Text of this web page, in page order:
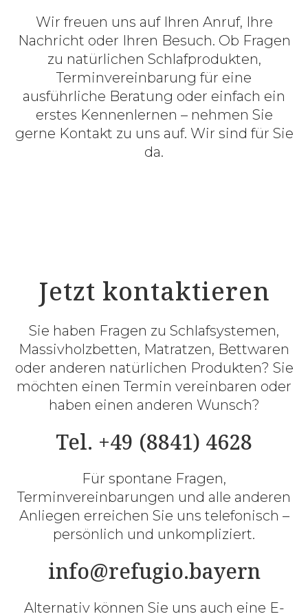
Wir freuen uns auf Ihren Anruf, Ihre
Nachricht oder Ihren Besuch. Ob Fragen
zu natürlichen Schlafprodukten,
Terminvereinbarung für eine
ausführliche Beratung oder einfach ein
erstes Kennenlernen – nehmen Sie
gerne Kontakt zu uns auf. Wir sind für Sie
da.
Jetzt kontaktieren
Sie haben Fragen zu Schlafsystemen,
Massivholzbetten, Matratzen, Bettwaren
oder anderen natürlichen Produkten? Sie
möchten einen Termin vereinbaren oder
haben einen anderen Wunsch?
Tel. +49 (8841) 4628
Für spontane Fragen,
Terminvereinbarungen und alle anderen
Anliegen erreichen Sie uns telefonisch –
persönlich und unkompliziert.
info@refugio.bayern
Alternativ können Sie uns auch eine E-